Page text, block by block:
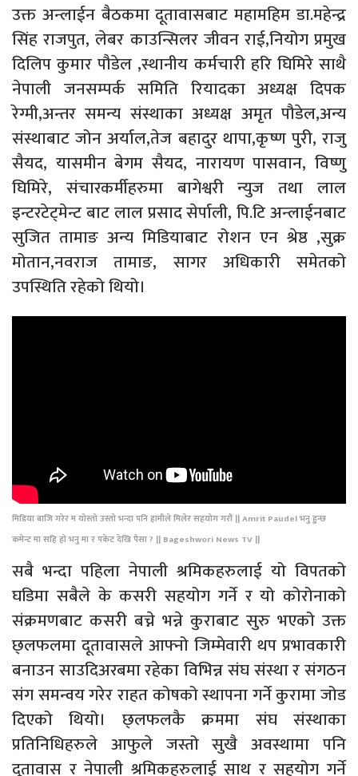
उक्त अन्लाईन बैठकमा दूतावासबाट महामहिम डा.महेन्द्र
सिंह राजपुत, लेबर काउन्सिलर जीवन राई,नियोग प्रमुख
दिलिप कुमार पौडेल ,स्थानीय कर्मचारी हरि घिमिरे साथै
नेपाली जनसम्पर्क समिति रियादका अध्यक्ष दिपक
रेग्मी,अन्तर समन्य संस्थाका अध्यक्ष अमृत पौडेल,अन्य
संस्थाबाट जोन अर्याल,तेज बहादुर थापा,कृष्ण पुरी, राजु
सैयद, यासमीन बेगम सैयद, नारायण पासवान, विष्णु
घिमिरे, संचारकर्मीहरुमा बागेश्वरी न्युज तथा लाल
इन्टरटेट्मेन्ट बाट लाल प्रसाद सेर्पाली, पि.टि अन्लाईनबाट
सुजित तामाङ अन्य मिडियाबाट रोशन एन श्रेष्ठ ,सुक्र
मोतान,नवराज तामाङ, सागर अधिकारी समेतको
उपस्थिति रहेको थियो।
मिडिया बाजि गरेर म योस्तो उस्तो भन्दा पनि हामीले मिलेर सहयोग गरौं || Amrit Paudel भनु हुन्छ
कमेन्ट मा सहि हो भनु मा र पकेट देखि पैसा ? || Bageshwori News TV ||
सबै भन्दा पहिला नेपाली श्रमिकहरुलाई यो विपतको
घडिमा सबैले के कसरी सहयोग गर्ने र यो कोरोनाको
संक्रमणबाट कसरी बच्ने भन्ने कुराबाट सुरु भएको उक्त
छ्लफलमा दूतावासले आफ्नो जिम्मेवारी थप प्रभावकारी
बनाउन साउदिअरबमा रहेका विभिन्न संघ संस्था र संगठन
संग समन्वय गरेर राहत कोषको स्थापना गर्ने कुरामा जोड
दिएको थियो। छ्लफलकै क्रममा संघ संस्थाका
प्रतिनिधिहरुले आफुले जस्तो सुखै अवस्थामा पनि
दूतावास र नेपाली श्रमिकहरुलाई साथ र सहयोग गर्ने